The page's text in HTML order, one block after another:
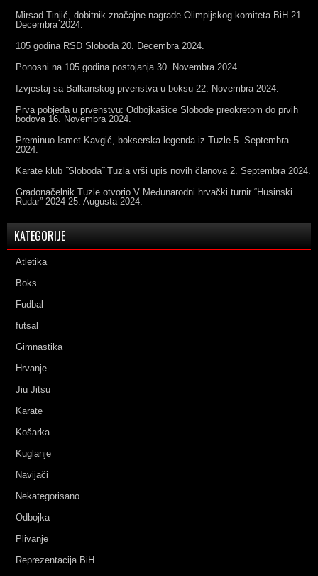
Mirsad Tinjić, dobitnik značajne nagrade Olimpijskog komiteta BiH 21.
Decembra 2024.
105 godina RSD Sloboda 20. Decembra 2024.
Ponosni na 105 godina postojanja 30. Novembra 2024.
Izvjestaj sa Balkanskog prvenstva u boksu 22. Novembra 2024.
Prva pobjeda u prvenstvu: Odbojkašice Slobode preokretom do prvih
bodova 16. Novembra 2024.
Preminuo Ismet Kavgić, bokserska legenda iz Tuzle 5. Septembra
2024.
Karate klub ˝Sloboda˝ Tuzla vrši upis novih članova 2. Septembra 2024.
Gradonačelnik Tuzle otvorio V Međunarodni hrvački turnir “Husinski
Rudar” 2024 25. Augusta 2024.
KATEGORIJE
Atletika
Boks
Fudbal
futsal
Gimnastika
Hrvanje
Jiu Jitsu
Karate
Košarka
Kuglanje
Navijači
Nekategorisano
Odbojka
Plivanje
Reprezentacija BiH